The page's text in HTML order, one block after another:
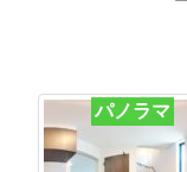
パノラマ